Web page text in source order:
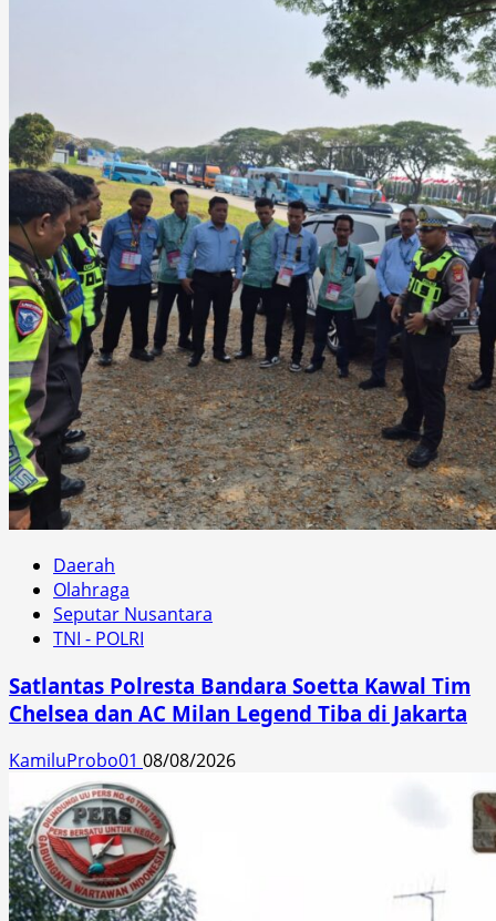
Daerah
Olahraga
Seputar Nusantara
TNI - POLRI
Satlantas Polresta Bandara Soetta Kawal Tim
Chelsea dan AC Milan Legend Tiba di Jakarta
KamiluProbo01 08/08/2026